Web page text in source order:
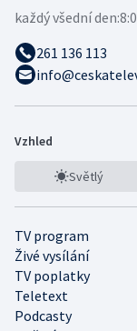
každý všední den:
261 136 113
Vzhled
Světlý
TV program
Živé vysílání
TV poplatky
Teletext
Podcasty